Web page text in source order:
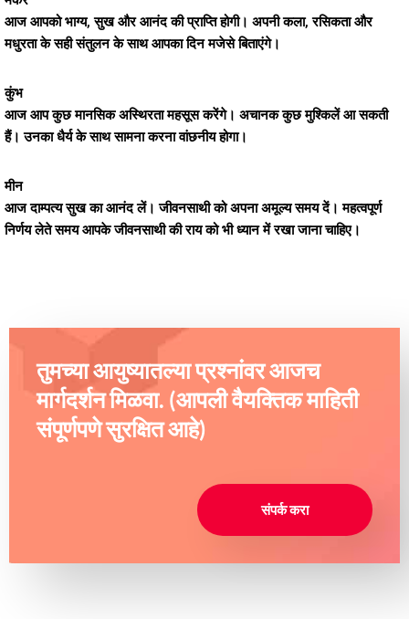
आज आपको भाग्य, सुख और आनंद की प्राप्ति होगी। अपनी कला, रसिकता और
मधुरता के सही संतुलन के साथ आपका दिन मजेसे बिताएंगे।
कुंभ
आज आप कुछ मानसिक अस्थिरता महसूस करेंगे। अचानक कुछ मुश्किलें आ सकती
हैं। उनका धैर्य के साथ सामना करना वांछनीय होगा।
मीन
आज दाम्पत्य सुख का आनंद लें। जीवनसाथी को अपना अमूल्य समय दें। महत्वपूर्ण
निर्णय लेते समय आपके जीवनसाथी की राय को भी ध्यान में रखा जाना चाहिए।
तुमच्या आयुष्यातल्या प्रश्नांवर आजच
मार्गदर्शन मिळवा. (आपली वैयक्तिक माहिती
संपूर्णपणे सुरक्षित आहे)
संपर्क करा